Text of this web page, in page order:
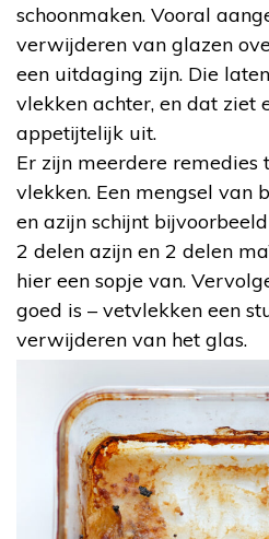
schoonmaken. Vooral
verwijderen van glazen
een uitdaging zijn. Die
vlekken achter, en dat ziet
appetijtelijk uit.
Er zijn meerdere remedies
vlekken. Een mengsel van
en azijn schijnt
2 delen azijn en 2 delen
hier een sopje van.
goed is – vetvlekken een
verwijderen van het glas.